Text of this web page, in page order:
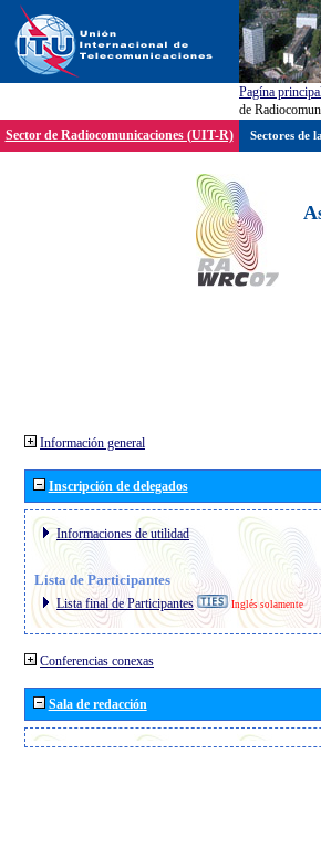
Pagína
de
Sector de Radiocomunicaciones (UIT-R)
Información general
Inscripción de delegados
Informaciones de utilidad
Lista de Participantes
Lista final de Participantes Inglés solamente
Conferencias conexas
Sala de redacción
Sectores de